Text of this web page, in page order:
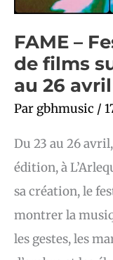
FAME –
de films
au 26
Par gbhmusic /
Du 23 au 26
édition, à
sa création, le
montrer la
les gestes, les
26
2026
(Paris)